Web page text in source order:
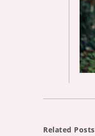
Related Posts